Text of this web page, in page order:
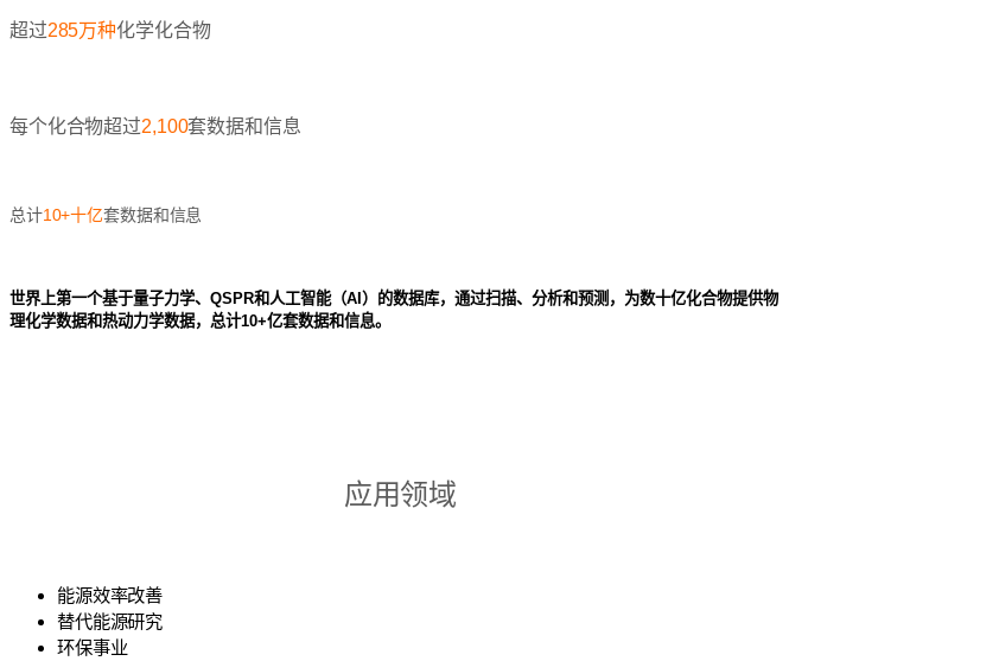
超过285万种化学化合物
每个化合物超过2,100套数据和信息
总计10+十亿套数据和信息
世界上第一个基于量子力学、 QSPR和人工智能（AI ）的数据库，通过扫描、分析和预测，为数十亿化合物提供物
理化学数据和热动力学数据，总计10+亿套数据和信息。
应用领域
能源效率改善
替代能源研究
环保事业